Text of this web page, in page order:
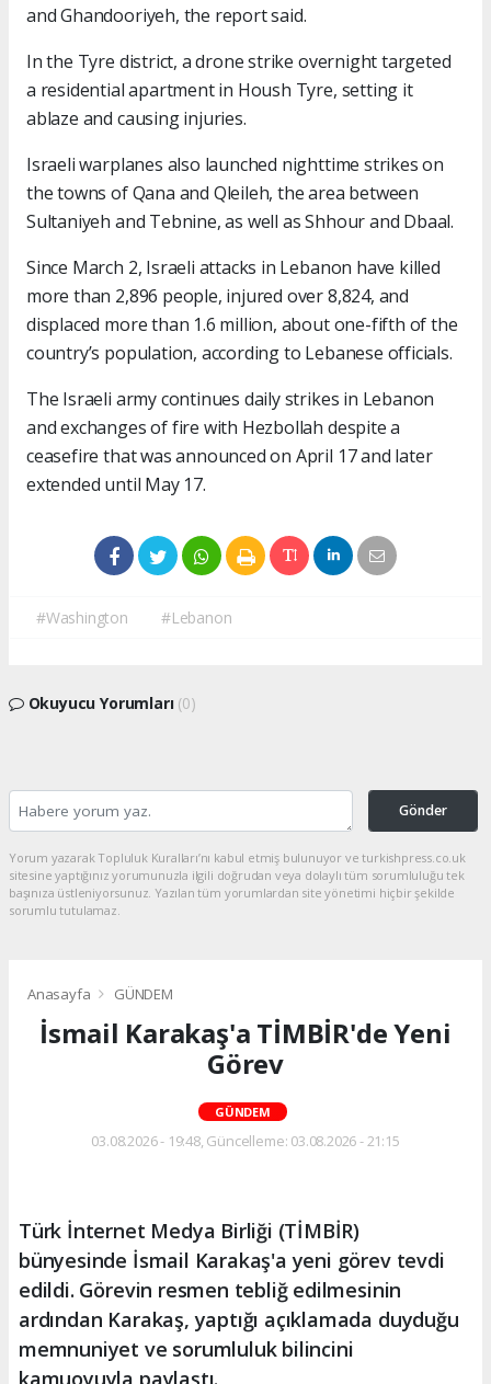
and Ghandooriyeh, the report said.
In the Tyre district, a drone strike overnight targeted
a residential apartment in Housh Tyre, setting it
ablaze and causing injuries.
Israeli warplanes also launched nighttime strikes on
the towns of Qana and Qleileh, the area between
Sultaniyeh and Tebnine, as well as Shhour and Dbaal.
Since March 2, Israeli attacks in Lebanon have killed
more than 2,896 people, injured over 8,824, and
displaced more than 1.6 million, about one-fifth of the
country’s population, according to Lebanese officials.
The Israeli army continues daily strikes in Lebanon
and exchanges of fire with Hezbollah despite a
ceasefire that was announced on April 17 and later
extended until May 17.
#Washington #Lebanon
Okuyucu Yorumları (0)
Gönder
Yorum yazarak Topluluk Kuralları’nı kabul etmiş bulunuyor ve turkishpress.co.uk
sitesine yaptığınız yorumunuzla ilgili doğrudan veya dolaylı tüm sorumluluğu tek
başınıza üstleniyorsunuz. Yazılan tüm yorumlardan site yönetimi hiçbir şekilde
sorumlu tutulamaz.
Anasayfa GÜNDEM
İsmail Karakaş'a TİMBİR'de Yeni
Görev
GÜNDEM
03.08.2026 - 19:48, Güncelleme: 03.08.2026 - 21:15
Türk İnternet Medya Birliği (TİMBİR)
bünyesinde İsmail Karakaş'a yeni görev tevdi
edildi. Görevin resmen tebliğ edilmesinin
ardından Karakaş, yaptığı açıklamada duyduğu
memnuniyet ve sorumluluk bilincini